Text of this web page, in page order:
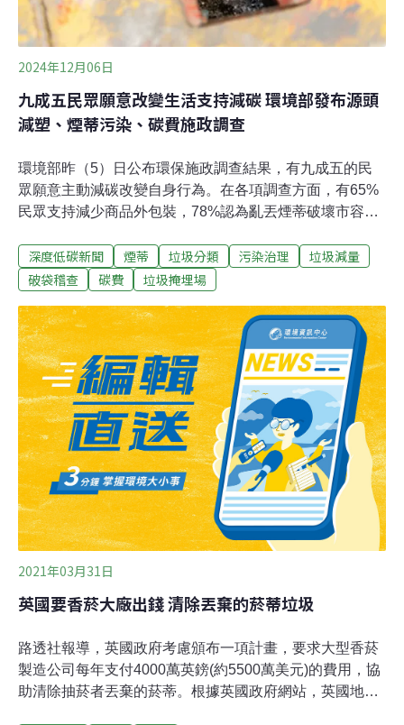
2024年12月06日
九成五民眾願意改變生活支持減碳 環境部發布源頭
減塑、煙蒂污染、碳費施政調查
環境部昨（5）日公布環保施政調查結果，有九成五的民
眾願意主動減碳改變自身行為。在各項調查方面，有65%
民眾支持減少商品外包裝，78%認為亂丟煙蒂破壞市容。
有47%建議政府應將碳費收入用於輔導企業研發減碳技術
與低碳產品。減塑擴大至夜市商圈、垃圾掩埋、回收分
與處理、煙蒂污染、碳費與減碳三項施政結果進行報告，
本次調查期間從10月30至11月4日，採市話與手機兩種方
式進行，共訪問1088位年滿18歲民眾，樣本按照台灣地區
人口的性別、年齡加權調整，95％信心水準下整體誤差不
超過2.97％在購物經驗調查中，65%的民眾支持減少商品
外包裝層數與內部填充物，且支持比例隨年齡增長而提
高，50-59歲支持者高達71.4%。環境部統計處處長侯美玲
認為，這一趨勢可能與年長者減少浪費、節約資源的生活
模式有關。此外，
深度低碳新聞 煙蒂 垃圾分類 污染治理
垃圾減量
破袋稽查
碳費 垃圾掩埋場
2021年03月31日
英國要香菸大廠出錢 清除丟棄的菸蒂垃圾
路透社報導，英國政府考慮頒布一項計畫，要求大型香菸
製造公司每年支付4000萬英鎊(約5500萬美元)的費用，協
助清除抽菸者丟棄的菸蒂。根據英國政府網站，英國地方